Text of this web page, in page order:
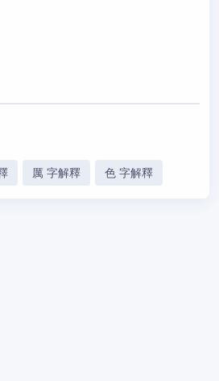
厲 字解釋 色 字解釋